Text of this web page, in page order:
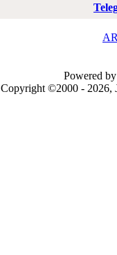
Powered
Copyright ©2000 - 2026,